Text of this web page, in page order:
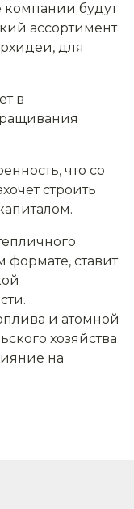
компании будут
ассортимент
для
в
что со
строить
формате, ставит
и атомной
хозяйства
на